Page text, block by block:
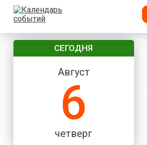
СЕГОДНЯ
Август
6
четверг